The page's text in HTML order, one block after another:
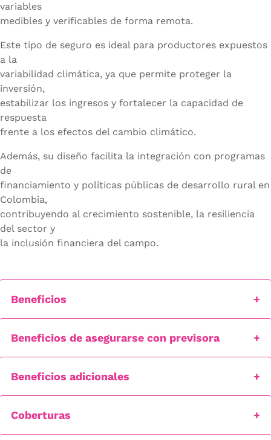
variables
medibles y verificables de forma remota.
Este tipo de seguro es ideal para productores expuestos
a la
variabilidad climática, ya que permite proteger la
inversión,
estabilizar los ingresos y fortalecer la capacidad de
respuesta
frente a los efectos del cambio climático.
Además, su diseño facilita la integración con programas
de
financiamiento y políticas públicas de desarrollo rural en
Colombia,
contribuyendo al crecimiento sostenible, la resiliencia
del sector y
la inclusión financiera del campo.
Beneficios
Beneficios de asegurarse con previsora
Beneficios adicionales
Coberturas